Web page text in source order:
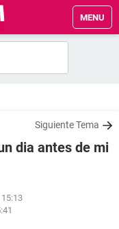
MENU
Siguiente Tema
dia antes de mi